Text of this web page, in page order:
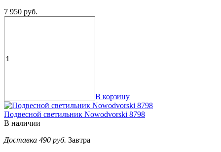
7 950 руб.
В корзину
Подвесной светильник Nowodvorski 8798
В наличии
Доставка 490 руб. Завтра